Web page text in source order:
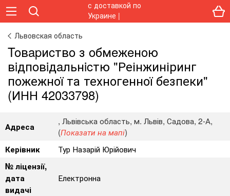
Львовская область
Toвapиcтвo з oбмeжeнoю
вiдпoвiдaльнicтю "Реінжиніринг
пожежної та техногенної безпеки"
(ИНН 42033798)
Адреса
, Львівська область, м. Львів, Садова, 2-А,
(Показати на мапі)
Керівник
Тур Назарій Юрійович
№ ліцензії,
дата
видачі
Електронна